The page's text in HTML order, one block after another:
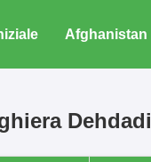
Afghanistan
Dehdadi